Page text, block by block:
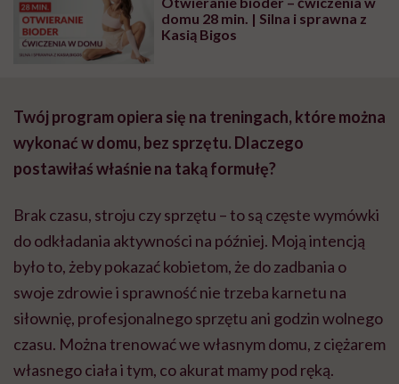
domu 28 min. | Silna i sprawna z
Kasią Bigos
Twój program opiera się na treningach, które można
wykonać w domu, bez sprzętu. Dlaczego
postawiłaś właśnie na taką formułę?
Brak czasu, stroju czy sprzętu – to są częste wymówki
do odkładania aktywności na później. Moją intencją
było to, żeby pokazać kobietom, że do zadbania o
swoje zdrowie i sprawność nie trzeba karnetu na
siłownię, profesjonalnego sprzętu ani godzin wolnego
czasu. Można trenować we własnym domu, z ciężarem
własnego ciała i tym, co akurat mamy pod ręką.